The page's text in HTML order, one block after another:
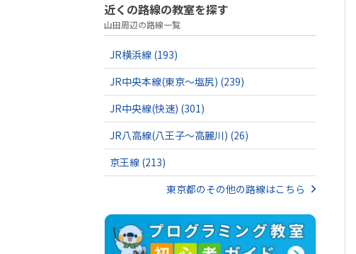
近くの路線の教室を探す
山田周辺の路線一覧
JR横浜線 (193)
JR中央本線(東京～塩尻) (239)
JR中央線(快速) (301)
JR八高線(八王子～高麗川) (26)
京王線 (213)
東京都のその他の路線はこちら